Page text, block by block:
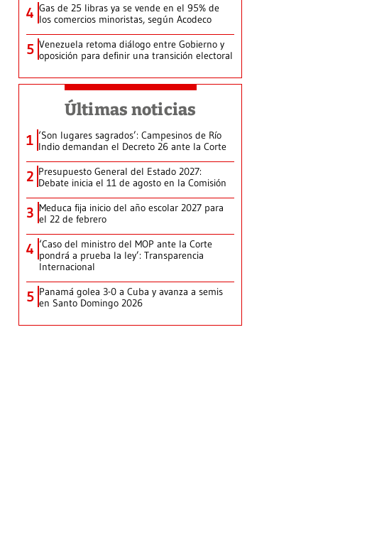
4 Gas de 25 libras ya se vende en el 95% de
los comercios minoristas, según Acodeco
5 Venezuela retoma diálogo entre Gobierno y
oposición para definir una transición electoral
Últimas noticias
1 ‘Son lugares sagrados’: Campesinos de Río
Indio demandan el Decreto 26 ante la Corte
2 Presupuesto General del Estado 2027:
Debate inicia el 11 de agosto en la Comisión
3 Meduca fija inicio del año escolar 2027 para
el 22 de febrero
4 ‘Caso del ministro del MOP ante la Corte
pondrá a prueba la ley’: Transparencia
Internacional
5 Panamá golea 3-0 a Cuba y avanza a semis
en Santo Domingo 2026